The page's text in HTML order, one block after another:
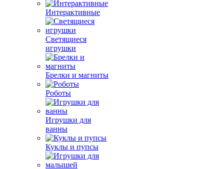
Интерактивные
Светящиеся
игрушки
Брелки и магниты
Роботы
Игрушки для
ванны
Куклы и пупсы